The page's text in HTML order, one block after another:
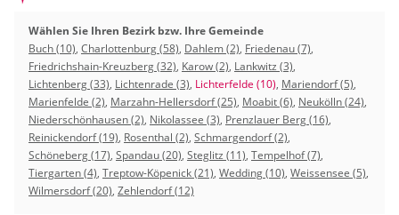
Wählen Sie Ihren Bezirk bzw. Ihre Gemeinde
Buch (10), Charlottenburg (58), Dahlem (2), Friedenau (7),
Friedrichshain-Kreuzberg (32), Karow (2), Lankwitz (3),
Lichtenberg (33), Lichtenrade (3), Lichterfelde (10), Mariendorf (5),
Marienfelde (2), Marzahn-Hellersdorf (25), Moabit (6), Neukölln (24),
Niederschönhausen (2), Nikolassee (3), Prenzlauer Berg (16),
Reinickendorf (19), Rosenthal (2), Schmargendorf (2),
Schöneberg (17), Spandau (20), Steglitz (11), Tempelhof (7),
Tiergarten (4), Treptow-Köpenick (21), Wedding (10), Weissensee (5),
Wilmersdorf (20), Zehlendorf (12)